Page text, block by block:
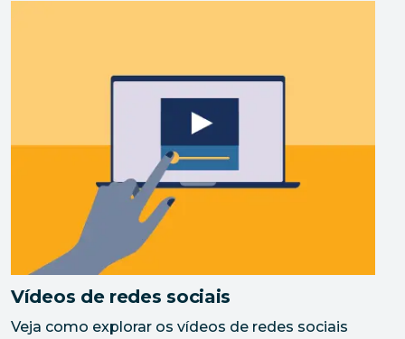
Vídeos de redes sociais
Veja como explorar os vídeos de redes sociais